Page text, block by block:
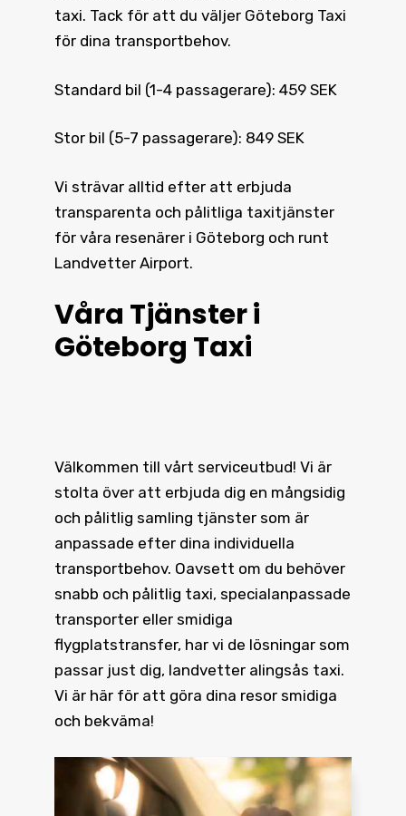
taxi. Tack för att du väljer Göteborg Taxi
för dina transportbehov.
Standard bil (1-4 passagerare): 459 SEK
Stor bil (5-7 passagerare): 849 SEK
Vi strävar alltid efter att erbjuda
transparenta och pålitliga taxitjänster
för våra resenärer i Göteborg och runt
Landvetter Airport.
Våra Tjänster i
Göteborg Taxi
Välkommen till vårt serviceutbud! Vi är
stolta över att erbjuda dig en mångsidig
och pålitlig samling tjänster som är
anpassade efter dina individuella
transportbehov. Oavsett om du behöver
snabb och pålitlig taxi, specialanpassade
transporter eller smidiga
flygplatstransfer, har vi de lösningar som
passar just dig, landvetter alingsås taxi.
Vi är här för att göra dina resor smidiga
och bekväma!